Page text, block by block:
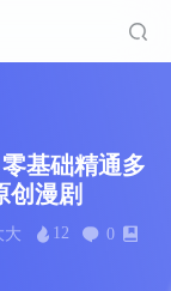
基础精通多
创漫剧
大 12
0